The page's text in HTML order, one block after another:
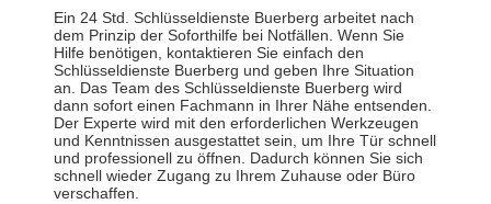
Ein 24 Std. Schlüsseldienste Buerberg arbeitet nach
dem Prinzip der Soforthilfe bei Notfällen. Wenn Sie
Hilfe benötigen, kontaktieren Sie einfach den
Schlüsseldienste Buerberg und geben Ihre Situation
an. Das Team des Schlüsseldienste Buerberg wird
dann sofort einen Fachmann in Ihrer Nähe entsenden.
Der Experte wird mit den erforderlichen Werkzeugen
und Kenntnissen ausgestattet sein, um Ihre Tür schnell
und professionell zu öffnen. Dadurch können Sie sich
schnell wieder Zugang zu Ihrem Zuhause oder Büro
verschaffen.